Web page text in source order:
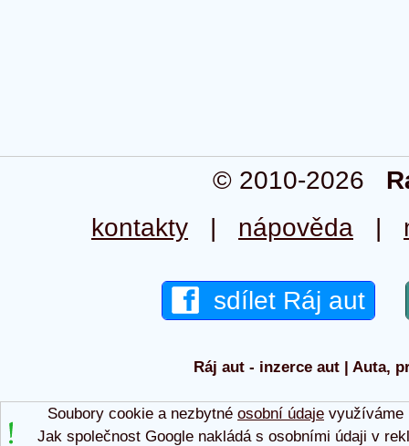
© 2010-2026
kontakty | nápověda |
sdílet Ráj aut
Ráj aut - inzerce aut | Auta,
Soubory cookie a nezbytné osobní údajevyužíváme
Jak společnost Google nakládá s osobními údaji v